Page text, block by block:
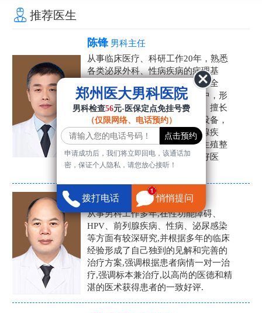
推荐医生
陈锋 男科主任
从事临床医疗、科研工作20年，熟悉
各类泌尿外科、性病疾病的病理基
础，诊断治疗和临床操作，技术全
面。在男科疾病的诊断和诊疗中，形
成了一套独具特色的诊疗方案。擅长
运用国内外先进的医学技术和设备，
科学诊疗各类阳痿早泄、前列腺疾
病、射精障碍、性病、HPV、生殖整
形等疾病，是患者非常信赖的好医
生。
张营富
男科主任
从事男科工作多年,在性功能障碍、
HPV、前列腺疾病、性病、泌尿感染
等方面有较深研究,并根据多年的临床
经验形成了自己独到的见解和完善的
治疗方案,强调根据患者病情一对一治
疗,强调标本兼治疗,以高尚的医德和精
湛的医术获得患者的一致好评.
郑州医大男科医院
男科检查56元-医保定点免挂号费
（仅限网络、电话预约）
申请成功后，我们将立即回电，该通话加
密，保证个人隐私，请您放心接听！
拨打电话 悄悄提问